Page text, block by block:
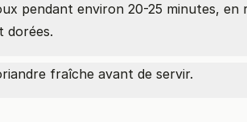
pendant environ 20-25 minutes,
dorées.
fraîche avant de servir.